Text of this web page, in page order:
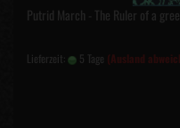
Putrid March - The Ruler of a
Lieferzeit: 5 Tage (Ausland